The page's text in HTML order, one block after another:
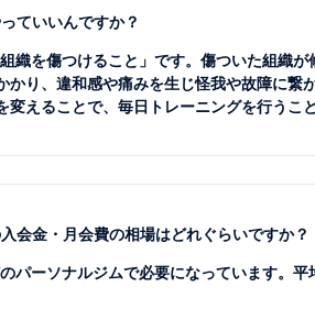
ていいんですか？
織を傷つけること」です。傷ついた組織
かり、違和感や痛みを生じ怪我や故障に
変えることで、毎日トレーニングを行うこ
会金・月会費の相場はどれぐらいですか？
パーソナルジムで必要になっています。平